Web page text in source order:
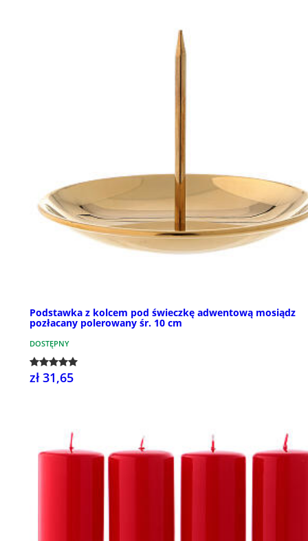
Podstawka z kolcem pod świeczkę adwentową mosiądz
pozłacany polerowany śr. 10 cm
DOSTĘPNY
zł 31,65